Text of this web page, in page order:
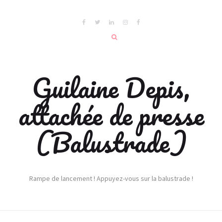
Guilaine Depis,
attachée de presse
(Balustrade)
Rampe de lancement ! Appuyez-vous sur la balustrade !